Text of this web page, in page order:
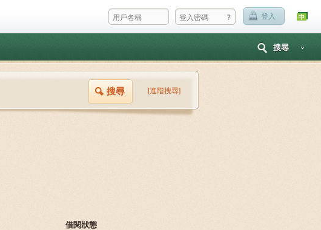
? 登入
搜尋
搜尋 [進階搜尋]
借閱狀態